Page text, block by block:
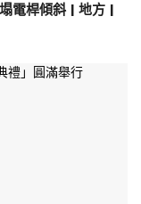
電桿傾斜 | 地方 |